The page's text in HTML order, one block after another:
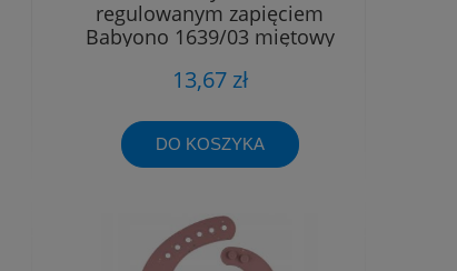
regulowanym zapięciem
Babyono 1639/03 miętowy
13,67 zł
DO KOSZYKA